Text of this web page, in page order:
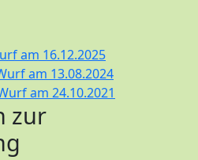
am 16.12.2025
am 13.08.2024
am 24.10.2021
zur